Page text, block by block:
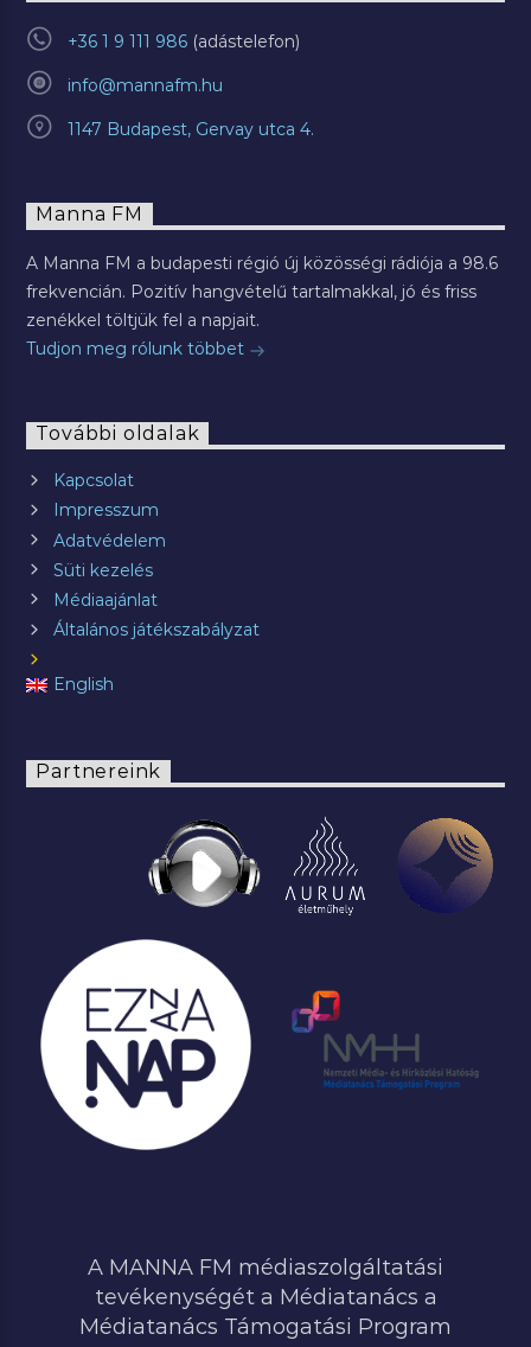
+36 1 9 111 986
info@mannafm.hu
1147 Budapest, Gervay utca 4.
Manna FM
A Manna FM a budapesti régió új közösségi rádiója a 98.6
frekvencián. Pozitív hangvételű tartalmakkal, jó és friss
zenékkel töltjük fel a napjait.
Tudjon meg rólunk többet
További oldalak
Kapcsolat
Impresszum
Adatvédelem
Süti kezelés
Médiaajánlat
Általános játékszabályzat
English
Partnereink
A MANNA FM médiaszolgáltatási
tevékenységét a Médiatanács a
Médiatanács Támogatási Program